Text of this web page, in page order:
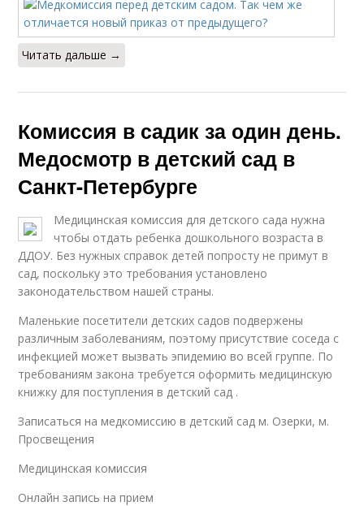
Читать дальше →
Комиссия в садик за один день.
Медосмотр в детский сад в
Санкт-Петербурге
Медицинская комиссия для детского сада нужна
чтобы отдать ребенка дошкольного возраста в
ДДОУ. Без нужных справок детей попросту не примут в
сад, поскольку это требования установлено
законодательством нашей страны.
Маленькие посетители детских садов подвержены
различным заболеваниям, поэтому присутствие соседа с
инфекцией может вызвать эпидемию во всей группе. По
требованиям закона требуется оформить медицинскую
книжку для поступления в детский сад .
Записаться на медкомиссию в детский сад м. Озерки, м.
Просвещения
Медицинская комиссия
Онлайн запись на прием